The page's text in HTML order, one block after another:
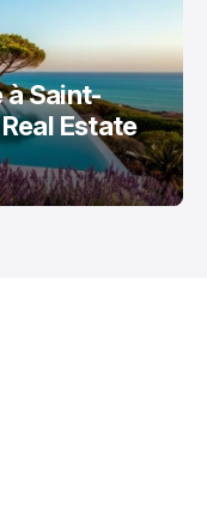
à Saint-
Estate